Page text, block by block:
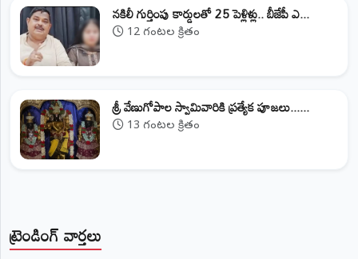
ట్రెండింగ్ వార్తలు
నకిలీ గుర్తింపు కార్డులతో 25 పెళ్లిళ్లు.. బీజేపీ ఎ...
12 గంటల క్రితం
శ్రీ వేణుగోపాల స్వామివారికి ప్రత్యేక పూజలు......
13 గంటల క్రితం